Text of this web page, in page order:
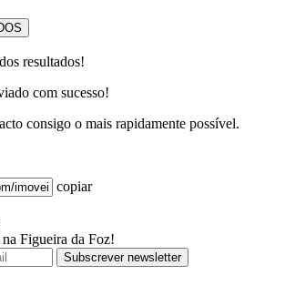
resultados!
com sucesso!
consigo o mais rapidamente possível.
copiar
Figueira da Foz!
Subscrever newsletter